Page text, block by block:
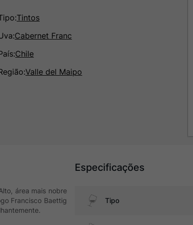
:Tintos
:Cabernet Franc
:Chile
:Valle del Maipo
área mais nobre
Francisco Baettig
Especificações
Tipo